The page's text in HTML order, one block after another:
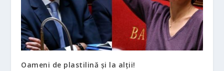
Oameni de plastilină şi la alţii!